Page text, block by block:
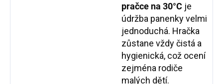
pračce na 30°C je
údržba panenky velmi
jednoduchá. Hračka
zůstane vždy čistá a
hygienická, což ocení
zejména rodiče
malých dětí.